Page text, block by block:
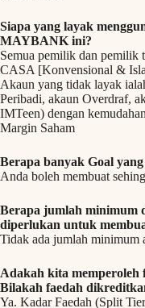
Siapa yang layak
MAYBANK ini?
Semua pemilik dan pemilik
CASA [Konvensional &
Akaun yang tidak layak
Peribadi, akaun Overdraf,
IMTeen) dengan
Margin Saham
Berapa banyak Goal
Anda boleh membuat
Berapa jumlah minimum
diperlukan untuk
Tidak ada jumlah minimum
Adakah kita memperoleh
Bilakah faedah
Ya. Kadar Faedah (Split